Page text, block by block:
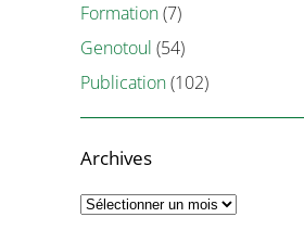
Formation(7)
Genotoul (54)
Publication(102)
Archives
Archives